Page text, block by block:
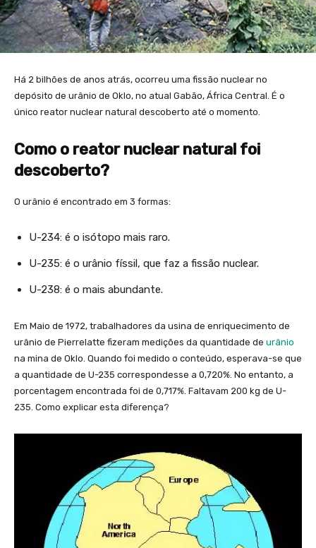
Há 2 bilhões de anos atrás, ocorreu uma fissão nuclear no
depósito de urânio de Oklo, no atual Gabão, África Central. É o
único reator nuclear natural descoberto até o momento.
Como o reator nuclear natural foi
descoberto?
O urânio é encontrado em 3 formas:
U-234: é o isótopo mais raro.
U-235: é o urânio físsil, que faz a fissão nuclear.
U-238: é o mais abundante.
Em Maio de 1972, trabalhadores da usina de enriquecimento de
urânio de Pierrelatte fizeram medições da quantidade de urânio
na mina de Oklo. Quando foi medido o conteúdo, esperava-se que
a quantidade de U-235 correspondesse a 0,720%. No entanto, a
porcentagem encontrada foi de 0,717%. Faltavam 200 kg de U-
235. Como explicar esta diferença?